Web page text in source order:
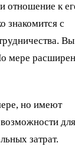
отношение к
знакомится с
Вы
мере
но имеют
для
затрат.